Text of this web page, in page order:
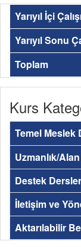
Yarıyıl İçi
Yarıyıl Sonu
Toplam
Kurs
Temel Meslek
Uzmanlık/
Destek
İletişim ve
Aktarılabilir